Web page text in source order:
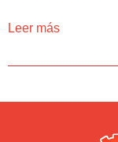
Leer más